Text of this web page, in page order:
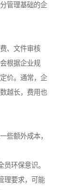
管理基础的企
、文件审核
根据企业规
价。通常，企
越长，费用也
些额外成本，
员环保意识。
理要求，可能